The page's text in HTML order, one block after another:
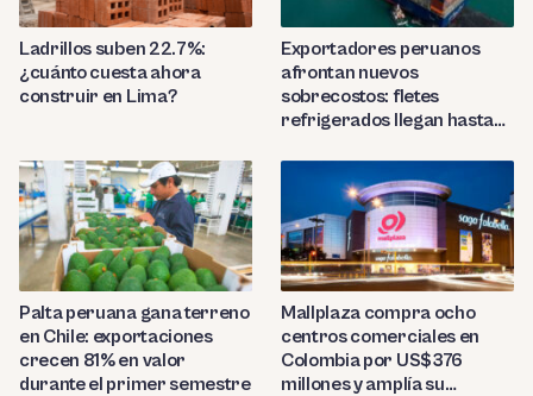
Ladrillos suben 22.7%:
¿cuánto cuesta ahora
construir en Lima?
Exportadores peruanos
afrontan nuevos
sobrecostos: fletes
refrigerados llegan hasta
Palta peruana gana terreno
en Chile: exportaciones
crecen 81% en valor
durante el primer semestre
Mallplaza compra ocho
centros comerciales en
Colombia por US$376
millones y amplía su